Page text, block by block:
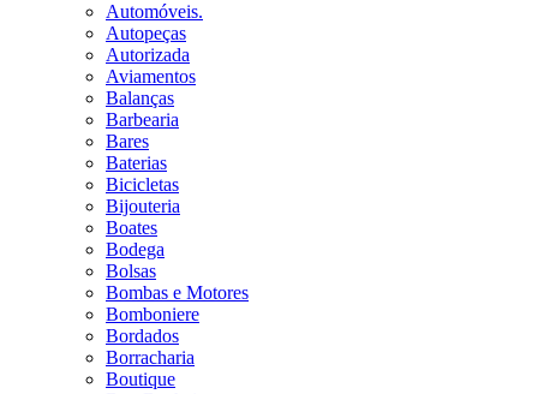
Automóveis.
Autopeças
Autorizada
Aviamentos
Balanças
Barbearia
Bares
Baterias
Bicicletas
Bijouteria
Boates
Bodega
Bolsas
Bombas e Motores
Bomboniere
Bordados
Borracharia
Boutique